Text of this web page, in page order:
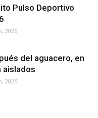
Pulso Deportivo
2026
del aguacero, en
aislados
2026